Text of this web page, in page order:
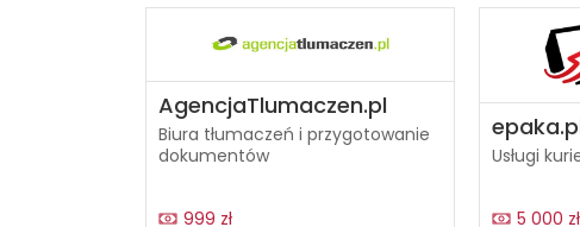
AgencjaTlumaczen.pl
Biura tłumaczeń i przygotowanie
dokumentów
999 zł
Usługi
5 000 zł